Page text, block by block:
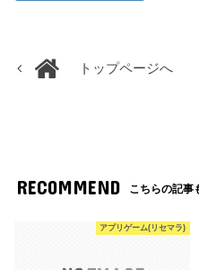
トップページへ
RECOMMEND こちらの記事
アプリゲーム(リセマラ)